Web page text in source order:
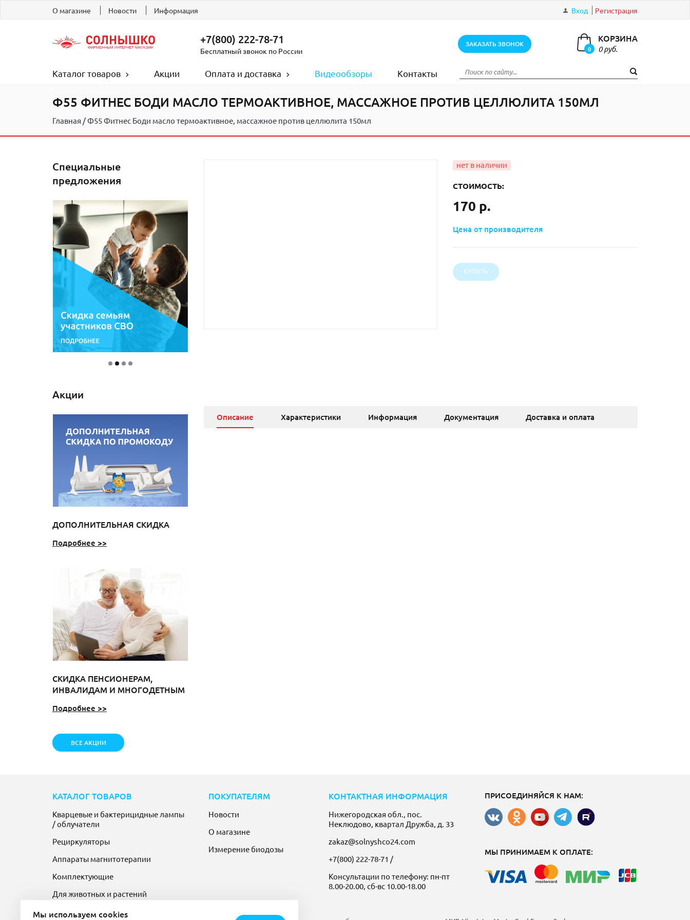
О магазине Новости Информация Вход Регистрация
+7(800) 222-78-71
Бесплатный звонок по России
ЗАКАЗАТЬ ЗВОНОК
0
КОРЗИНА
0 руб.
Каталог товаров Акции Оплата и доставка Видеообзоры Контакты
Ф55 ФИТНЕС БОДИ МАСЛО ТЕРМОАКТИВНОЕ, МАССАЖНОЕ ПРОТИВ ЦЕЛЛЮЛИТА 150МЛ
Главная Ф55 Фитнес Боди масло термоактивное, массажное против целлюлита 150мл
СТОИМОСТЬ:
170 р.
Цена от производителя
Описание Характеристики Информация Документация Доставка и оплата
Специальные
предложения
Акции
ДОПОЛНИТЕЛЬНАЯ СКИДКА
Подробнее >>
СКИДКА ПЕНСИОНЕРАМ,
ИНВАЛИДАМ И МНОГОДЕТНЫМ
Подробнее >>
ВСЕ АКЦИИ
КАТАЛОГ ТОВАРОВ
Кварцевые и бактерицидные лампы
/ облучатели
Рециркуляторы
Аппараты магнитотерапии
Комплектующие
Для животных и растений
ПОКУПАТЕЛЯМ
Новости
О магазине
Измерение биодозы
КОНТАКТНАЯ ИНФОРМАЦИЯ
Нижегородская обл., пос.
Неклюдово, квартал Дружба, д. 33
zakaz@solnyshco24.com
+7(800) 222-78-71 /
Консультации по телефону: пн-пт
8.00-20.00, сб-вс 10.00-18.00
ПРИСОЕДИНЯЙСЯ К НАМ:
МЫ ПРИНИМАЕМ К ОПЛАТЕ:
Мы используем cookies